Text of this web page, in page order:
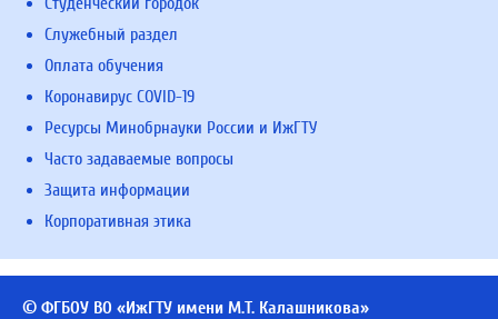
Служебный раздел
Оплата обучения
Коронавирус COVID-19
Ресурсы Минобрнауки России и ИжГТУ
Часто задаваемые вопросы
Защита информации
Корпоративная этика
© ФГБОУ ВО «ИжГТУ имени М.Т. Калашникова»